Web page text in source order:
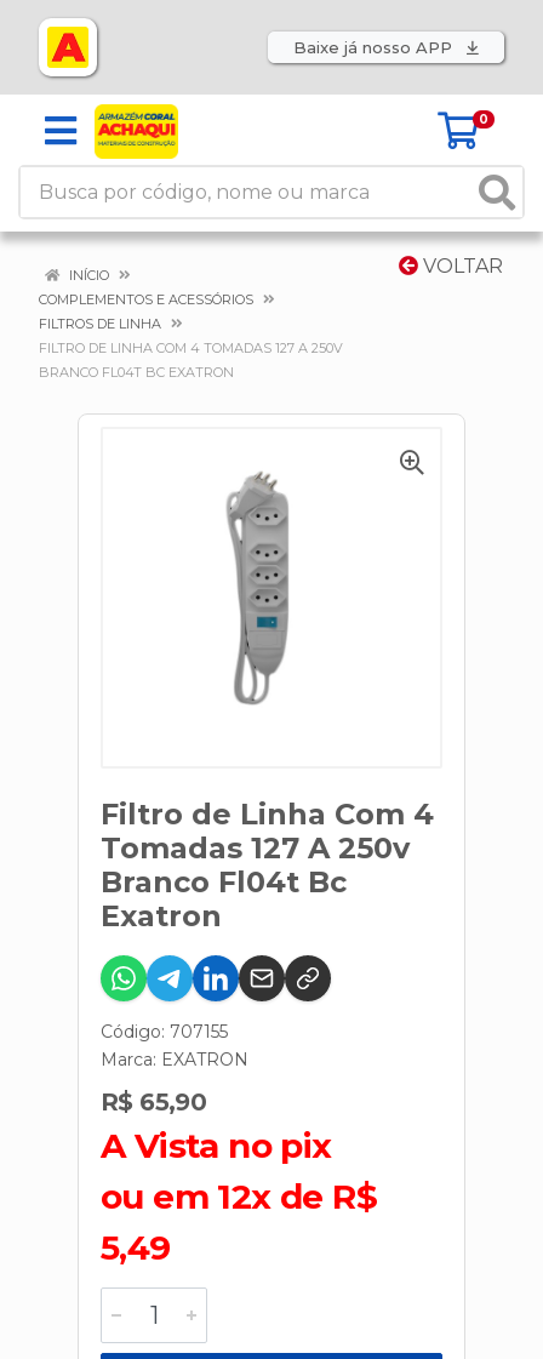
Baixe já nosso APP
0
VOLTAR
INÍCIO
COMPLEMENTOS E ACESSÓRIOS
FILTROS DE LINHA
FILTRO DE LINHA COM 4 TOMADAS 127 A 250V
BRANCO FL04T BC EXATRON
Filtro de Linha Com 4
Tomadas 127 A 250v
Branco Fl04t Bc
Exatron
Código: 707155
Marca: EXATRON
R$ 65,90
A Vista no pix
ou em 12x de R$
5,49